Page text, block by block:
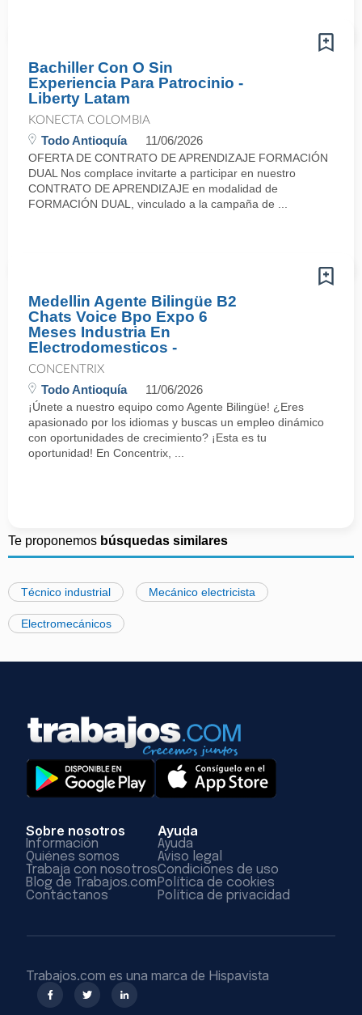
Bachiller Con O Sin
Experiencia Para Patrocinio -
Liberty Latam
KONECTA COLOMBIA
Todo Antioquía 11/06/2026
OFERTA DE CONTRATO DE APRENDIZAJE FORMACIÓN
DUAL Nos complace invitarte a participar en nuestro
CONTRATO DE APRENDIZAJE en modalidad de
FORMACIÓN DUAL, vinculado a la campaña de ...
Medellin Agente Bilingüe B2
Chats Voice Bpo Expo 6
Meses Industria En
Electrodomesticos -
CONCENTRIX
Todo Antioquía 11/06/2026
¡Únete a nuestro equipo como Agente Bilingüe! ¿Eres
apasionado por los idiomas y buscas un empleo dinámico
con oportunidades de crecimiento? ¡Esta es tu
oportunidad! En Concentrix, ...
Te proponemos búsquedas similares
Técnico industrial Mecánico electricista
Electromecánicos
Sobre nosotros
Información
Quiénes somos
Trabaja con nosotros
Blog de Trabajos.com
Contáctanos
Ayuda
Ayuda
Aviso legal
Condiciones de uso
Política de cookies
Política de privacidad
Trabajos.com es una marca de Hispavista